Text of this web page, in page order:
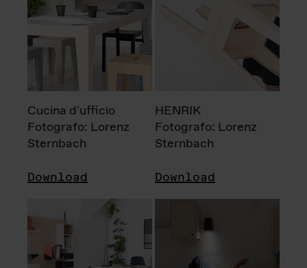
Cucina d'ufficio
Fotografo: Lorenz
Sternbach
Download
HENRIK
Fotografo: Lorenz
Sternbach
Download